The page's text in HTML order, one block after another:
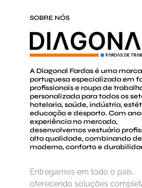
SOBRE NÓS
A Diagonal Fardas é uma marca
portuguesa especializada em
profissionais e roupa de
personalizada para todos os
hotelaria, saúde, indústria,
educação e desporto. Com
experiência no mercado,
desenvolvemos vestuário
alta qualidade, combinando
moderno, conforto e
Entregamos em todo o país,
oferecendo soluções